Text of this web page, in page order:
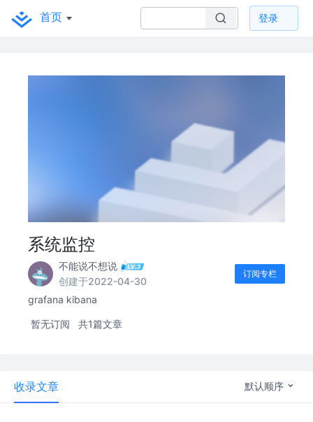
首页 登录
系统监控
不能说不想说
创建于2022-04-30
订阅专栏
grafana kibana
暂无订阅 共1篇文章
收录文章 默认顺序